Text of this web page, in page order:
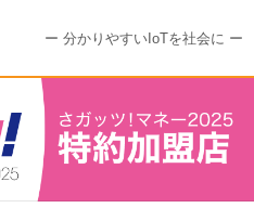
ー 分かりやすいIoTを社会に ー